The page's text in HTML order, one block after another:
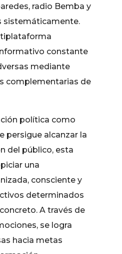
radio Bemba y
sistemáticamente.
constante
mediante
complementarias de
política como
persigue alcanzar la
del público, esta
una
consciente y
determinados
A través de
se logra
hacia metas